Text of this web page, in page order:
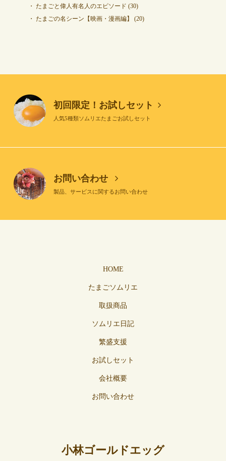
たまごと偉人有名人のエピソード (30)
たまごの名シーン【映画・漫画編】
(20)
初回限定！お試しセット
人気5種類ソムリエたまごお試しセット
お問い合わせ
製品、サービスに関するお問い合わせ
HOME
たまごソムリエ
取扱商品
ソムリエ日記
繁盛支援
お試しセット
会社概要
お問い合わせ
小林ゴールドエッグ